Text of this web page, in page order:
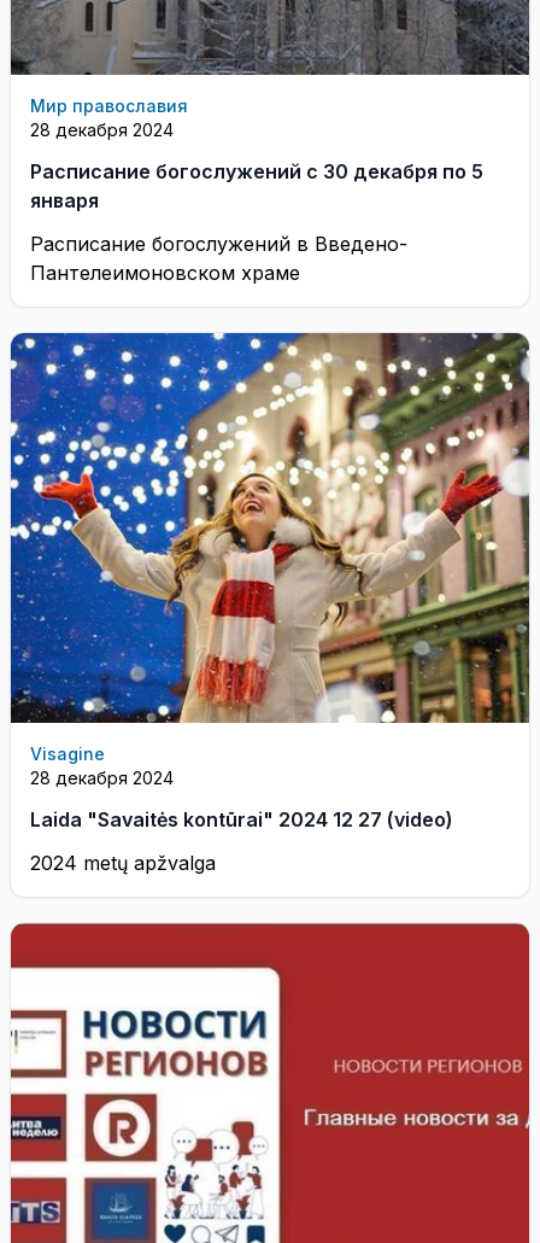
Мир православия
28 декабря 2024
Расписание богослужений с 30 декабря по 5
января
Расписание богослужений в Введено-
Пантелеимоновском храме
Visagine
28 декабря 2024
Laida "Savaitės kontūrai" 2024 12 27 (video)
2024 metų apžvalga